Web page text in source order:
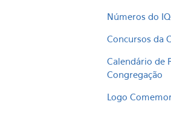
Números do
Concursos da
Calendário de
Congregação
Logo